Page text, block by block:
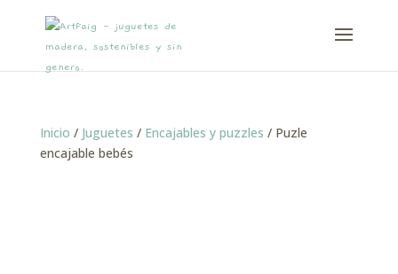
Inicio / Juguetes / Encajables y puzzles / Puzle
encajable bebés